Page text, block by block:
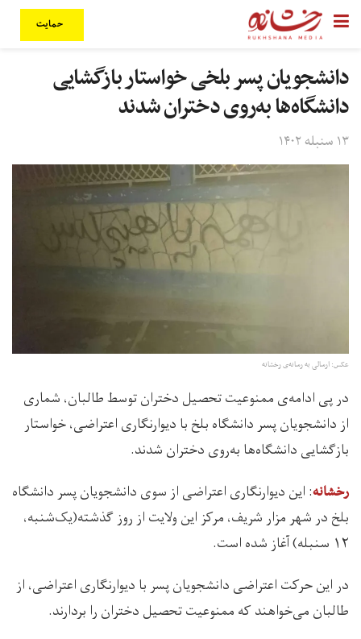
حمایت
دانشجویان پسر بلخی خواستار بازگشایی
دانشگاه‌ها به‌روی دختران شدند
۱۳ سنبله ۱۴۰۲
عکس: ارسالی به رسانه‌ی رخشانه
در پی ادامه‌ی ممنوعیت تحصیل دختران توسط طالبان، شماری
از دانشجویان پسر دانشگاه بلخ با دیوارنگاری اعتراضی، خواستار
بازگشایی دانشگاه‌ها به‌روی دختران شدند.
رخشانه: این دیوارنگاری اعتراضی از سوی دانشجویان پسر دانشگاه
بلخ در شهر مزار شریف، مرکز این ولایت از روز گذشته(یک‌شنبه،
۱۲ سنبله) آغاز شده است.
در این حرکت اعتراضی دانشجویان پسر با دیوارنگاری اعتراضی، از
طالبان می‌خواهند که ممنوعیت تحصیل دختران را بردارند.